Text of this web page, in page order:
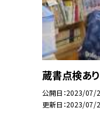
蔵書点検あ
公開日 2023/07/
更新日 2023/07/